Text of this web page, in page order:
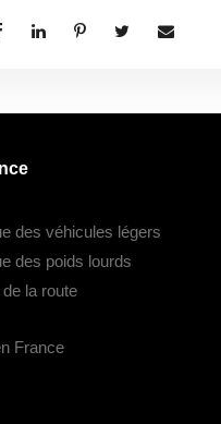
des véhicules légers
des poids lourds
la route
France